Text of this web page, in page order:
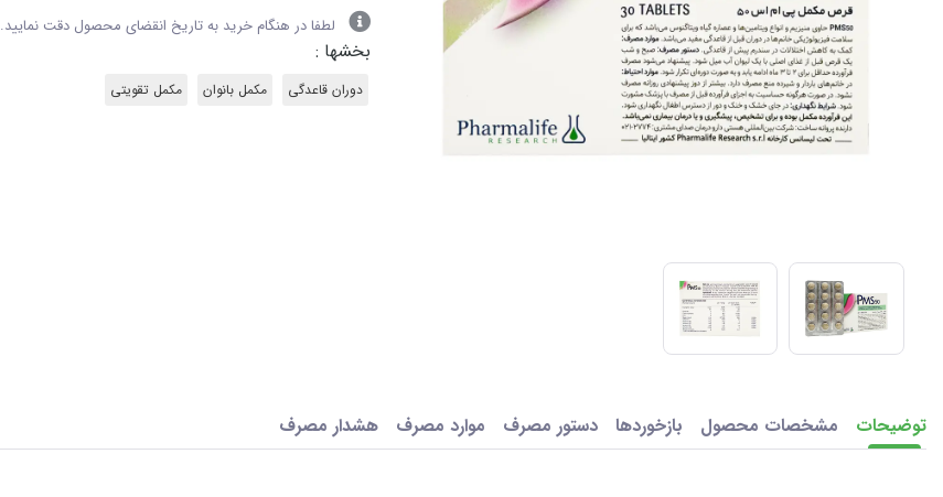
لطفا در هنگام خرید به تاریخ انقضای محصول دقت نمایید.
بخشها :
دوران قاعدگی مکمل بانوان مکمل تقویتی
توضیحات مشخصات محصول بازخوردها دستور مصرف موارد مصرف هشدار مصرف